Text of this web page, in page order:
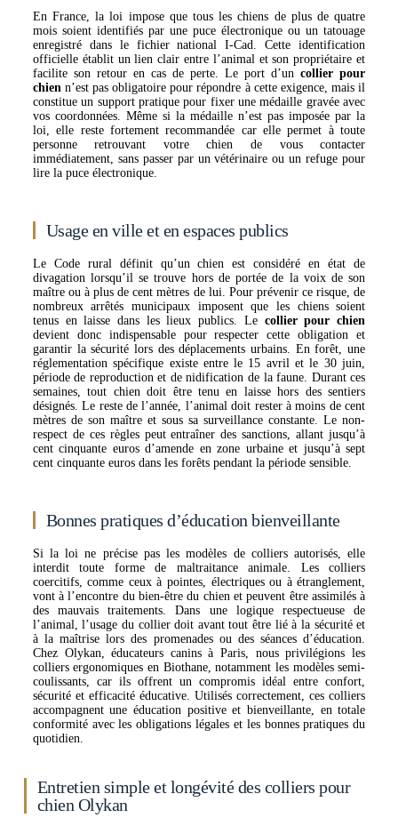
En France, la loi impose que tous les chiens de plus de quatre
mois soient identifiés par une puce électronique ou un tatouage
enregistré dans le fichier national I-Cad. Cette identification
officielle établit un lien clair entre l’animal et son propriétaire et
facilite son retour en cas de perte. Le port d’uncollier pour
chienn’est pas obligatoire pour répondre à cette exigence, mais il
constitue un support pratique pour fixer une médaille gravée avec
vos coordonnées. Même si la médaille n’est pas imposée par la
loi, elle reste fortement recommandée car elle permet à toute
personne retrouvant votre chien de vous contacter
immédiatement, sans passer par un vétérinaire ou un refuge pour
lire la puce électronique.
Usage en ville et en espaces publics
Le Code rural définit qu’un chien est considéré en état de
divagation lorsqu’il se trouve hors de portée de la voix de son
maître ou à plus de cent mètres de lui. Pour prévenir ce risque, de
nombreux arrêtés municipaux imposent que les chiens soient
tenus en laisse dans les lieux publics. Le collier pour chien
devient donc indispensable pour respecter cette obligation et
garantir la sécurité lors des déplacements urbains. En forêt, une
réglementation spécifique existe entre le 15 avril et le 30 juin,
période de reproduction et de nidification de la faune. Durant ces
semaines, tout chien doit être tenu en laisse hors des sentiers
désignés. Le reste de l’année, l’animal doit rester à moins de cent
mètres de son maître et sous sa surveillance constante. Le non-
respect de ces règles peut entraîner des sanctions, allant jusqu’à
cent cinquante euros d’amende en zone urbaine et jusqu’à sept
cent cinquante euros dans les forêts pendant la période sensible.
Bonnes pratiques d’éducation bienveillante
Si la loi ne précise pas les modèles de colliers autorisés, elle
interdit toute forme de maltraitance animale. Les colliers
coercitifs, comme ceux à pointes, électriques ou à étranglement,
vont à l’encontre du bien-être du chien et peuvent être assimilés à
des mauvais traitements. Dans une logique respectueuse de
l’animal, l’usage du collier doit avant tout être lié à la sécurité et
à la maîtrise lors des promenades ou des séances d’éducation.
Chez Olykan, éducateurs canins à Paris, nous privilégions les
colliers ergonomiques en Biothane, notamment les modèles semi-
coulissants, car ils offrent un compromis idéal entre confort,
sécurité et efficacité éducative. Utilisés correctement, ces colliers
accompagnent une éducation positive et bienveillante, en totale
conformité avec les obligations légales et les bonnes pratiques du
quotidien.
Entretien simple et longévité des colliers pour
chien Olykan